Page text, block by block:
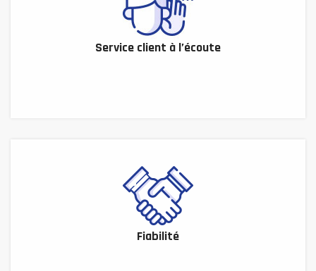
Service client à l’écoute
Fiabilité